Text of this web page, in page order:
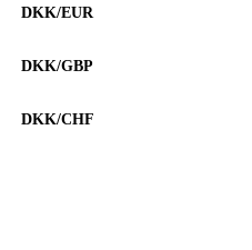
DKK/EUR
DKK/GBP
DKK/CHF